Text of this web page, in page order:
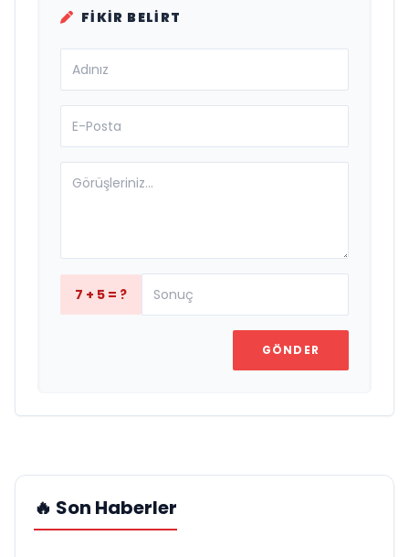
FIKIR BELIRT
7 + 5 = ?
GÖNDER
🔥 Son Haberler